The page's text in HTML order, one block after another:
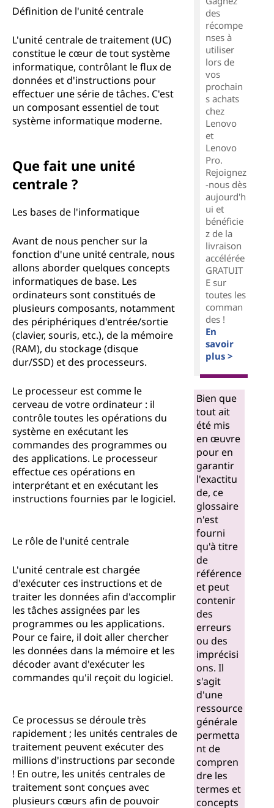
Définition de l'unité centrale
L'unité centrale de traitement (UC)
constitue le cœur de tout système
informatique, contrôlant le flux de
données et d'instructions pour
effectuer une série de tâches. C'est
un composant essentiel de tout
système informatique moderne.
Que fait une unité
centrale ?
Les bases de l'informatique
Avant de nous pencher sur la
fonction d'une unité centrale, nous
allons aborder quelques concepts
informatiques de base. Les
ordinateurs sont constitués de
plusieurs composants, notamment
des périphériques d'entrée/sortie
(clavier, souris, etc.), de la mémoire
(RAM), du stockage (disque
dur/SSD) et des processeurs.
Le processeur est comme le
cerveau de votre ordinateur : il
contrôle toutes les opérations du
système en exécutant les
commandes des programmes ou
des applications. Le processeur
effectue ces opérations en
interprétant et en exécutant les
instructions fournies par le logiciel.
Le rôle de l'unité centrale
L'unité centrale est chargée
d'exécuter ces instructions et de
traiter les données afin d'accomplir
les tâches assignées par les
programmes ou les applications.
Pour ce faire, il doit aller chercher
les données dans la mémoire et les
décoder avant d'exécuter les
commandes qu'il reçoit du logiciel.
Ce processus se déroule très
rapidement ; les unités centrales de
traitement peuvent exécuter des
millions d'instructions par seconde
! En outre, les unités centrales de
traitement sont conçues avec
plusieurs cœurs afin de pouvoir
des
récompe
nses à
utiliser
lors de
vos
prochain
s achats
chez
Lenovo
et
Lenovo
Pro.
Rejoignez
-nous dès
aujourd'h
ui et
bénéficie
z de la
livraison
accélérée
GRATUIT
E sur
toutes les
comman
des !
En
savoir
plus >
Bien que
tout ait
été mis
en œuvre
pour en
garantir
l'exactitu
de, ce
glossaire
n'est
fourni
qu'à titre
de
référence
et peut
contenir
des
erreurs
ou des
imprécisi
ons. Il
s'agit
d'une
ressource
générale
permetta
nt de
compren
dre les
termes et
concepts